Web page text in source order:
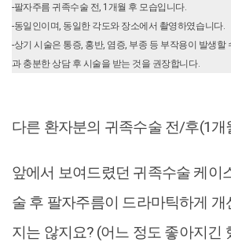
-팔자주름 귀족수술 전, 1개월 후 모습입니다.
-동일인이며, 동일한 각도와 장소에서 촬영하였습니다.
-상기 시술은 통증, 홍반, 염증, 부종 등 부작용이 발생할
과 충분한 상담 후 시술을 받는 것을 권장합니다.
다른 환자분의 귀족수술 전/후(1개
앞에서 보여드렸던 귀족수술 케이
술 후 팔자주름이 드라마틱하게 개
지는 않지요? (어느 정도 좋아지긴